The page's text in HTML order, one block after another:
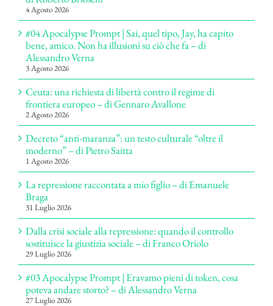
4 Agosto 2026
#04 Apocalypse Prompt | Sai, quel tipo, Jay, ha capito
bene, amico. Non ha illusioni su ciò che fa – di
Alessandro Verna
3 Agosto 2026
Ceuta: una richiesta di libertà contro il regime di
frontiera europeo – di Gennaro Avallone
2 Agosto 2026
Decreto “anti-maranza”: un testo culturale “oltre il
moderno” – di Pietro Saitta
1 Agosto 2026
La repressione raccontata a mio figlio – di Emanuele
Braga
31 Luglio 2026
Dalla crisi sociale alla repressione: quando il controllo
sostituisce la giustizia sociale – di Franco Oriolo
29 Luglio 2026
#03 Apocalypse Prompt | Eravamo pieni di token, cosa
poteva andare storto? – di Alessandro Verna
27 Luglio 2026